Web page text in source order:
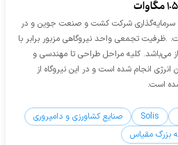
سرمایه‌گذاری شرکت کشت و صنعت جوین و در
تجمعی واحد نیروگاهی مزبور برابر با
می‌باشد. کلیه مراحل طراحی تا مهندسی و
انجام شده است و در این نیروگاه از
است.
Solis
صنایع کشاورزی و دامپروری
بزرگ مقیاس